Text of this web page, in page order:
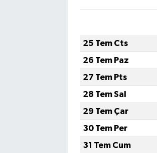
25 Tem Cts
26 Tem Paz
27 Tem Pts
28 Tem Sal
29 Tem Çar
30 Tem Per
31 Tem Cum